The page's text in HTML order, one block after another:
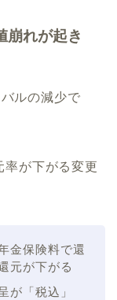
崩れが起き
ルの減少で
率が下がる変更
金保険料で還
元が下がる
が「税込」